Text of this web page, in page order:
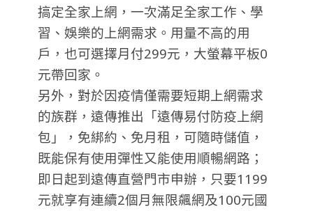
搞定全家上網，一次滿足全家工作、學
習、娛樂的上網需求。用量不高的用
戶，也可選擇月付299元，大螢幕平板0
元帶回家。
另外，對於因疫情僅需要短期上網需求
的族群，遠傳推出「遠傳易付防疫上網
包」，免綁約、免月租，可隨時儲值，
既能保有使用彈性又能使用順暢網路；
即日起到遠傳直營門市申辦，只要1199
元就享有連續2個月無限飆網及100元國